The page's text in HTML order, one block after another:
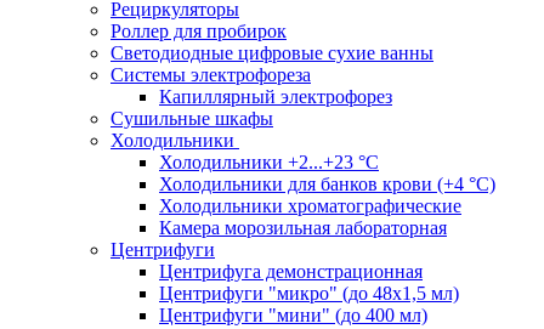
Рециркуляторы
Роллер для пробирок
Светодиодные цифровые сухие ванны
Системы электрофореза
Капиллярный электрофорез
Сушильные шкафы
Холодильники
Холодильники +2...+23 °С
Холодильники для банков крови (+4 °С)
Холодильники хроматографические
Камера морозильная лабораторная
Центрифуги
Центрифуга демонстрационная
Центрифуги "микро" (до 48x1,5 мл)
Центрифуги "мини" (до 400 мл)